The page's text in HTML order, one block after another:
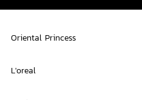
Oriental Princess
L'oreal